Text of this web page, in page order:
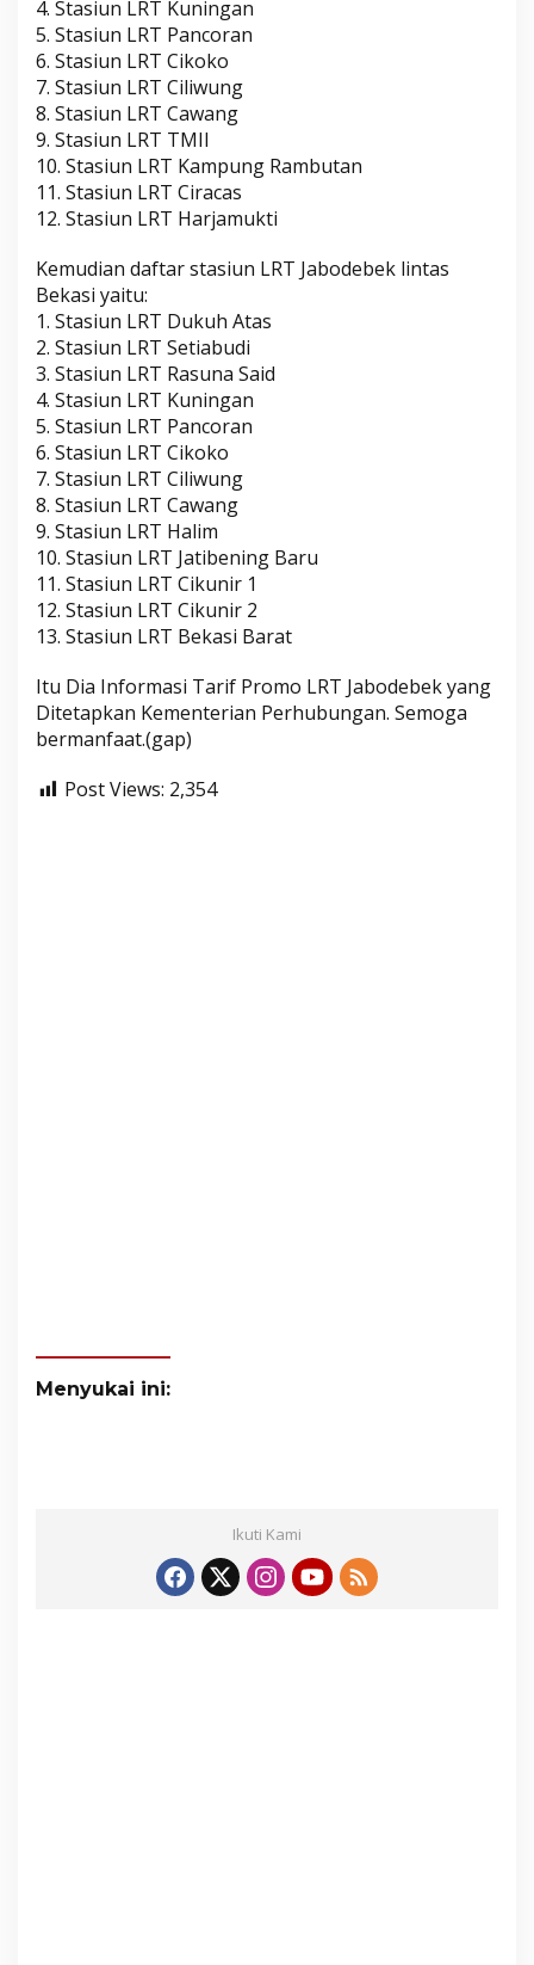
4. Stasiun LRT Kuningan
5. Stasiun LRT Pancoran
6. Stasiun LRT Cikoko
7. Stasiun LRT Ciliwung
8. Stasiun LRT Cawang
9. Stasiun LRT TMII
10. Stasiun LRT Kampung Rambutan
11. Stasiun LRT Ciracas
12. Stasiun LRT Harjamukti
Kemudian daftar stasiun LRT Jabodebek lintas
Bekasi yaitu:
1. Stasiun LRT Dukuh Atas
2. Stasiun LRT Setiabudi
3. Stasiun LRT Rasuna Said
4. Stasiun LRT Kuningan
5. Stasiun LRT Pancoran
6. Stasiun LRT Cikoko
7. Stasiun LRT Ciliwung
8. Stasiun LRT Cawang
9. Stasiun LRT Halim
10. Stasiun LRT Jatibening Baru
11. Stasiun LRT Cikunir 1
12. Stasiun LRT Cikunir 2
13. Stasiun LRT Bekasi Barat
Itu Dia Informasi Tarif Promo LRT Jabodebek yang
Ditetapkan Kementerian Perhubungan. Semoga
bermanfaat.(gap)
Post Views: 2,354
Menyukai ini:
Ikuti Kami